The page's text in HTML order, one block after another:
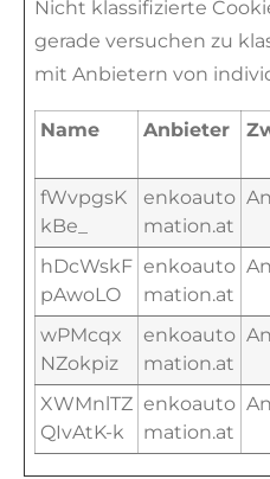
Nicht klassifizierte
gerade versuchen zu
mit Anbietern von
Name Anbieter
fWvpgsK
kBe_
enkoauto
mation.at
hDcWskF
pAwoLO
enkoauto
mation.at
wPMcqx
NZokpiz
enkoauto
mation.at
XWMnlTZ
QIvAtK-k
enkoauto
mation.at